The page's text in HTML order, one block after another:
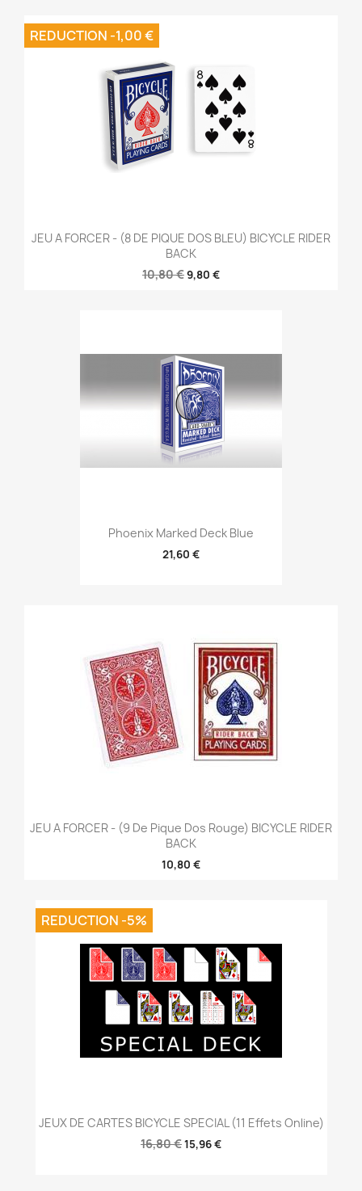
JEU A FORCER - (8 DE PIQUE DOS BLEU) BICYCLE RIDER
BACK
10,80 €9,80 €
REDUCTION -1,00 €
Phoenix Marked Deck Blue
21,60 €
JEU A FORCER - (9 De Pique Dos Rouge) BICYCLE RIDER
BACK
10,80 €
JEUX DE CARTES BICYCLE SPECIAL (11 Effets Online)
16,80 €15,96 €
REDUCTION -5%